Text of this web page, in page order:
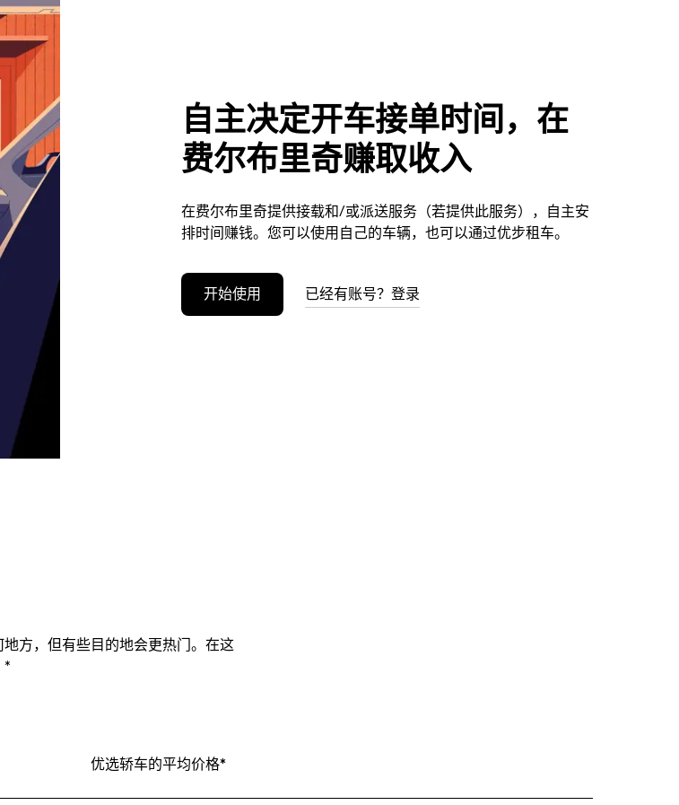
自主决定开车接单时间，在
费尔布里奇赚取收入
在费尔布里奇提供接载和/或派送服务（若提供此服务），自主安
排时间赚钱。您可以使用自己的车辆，也可以通过优步租车。
开始使用 已经有账号？登录
方，但有些目的地会更热门。在这
*
优选轿车的平均价格*